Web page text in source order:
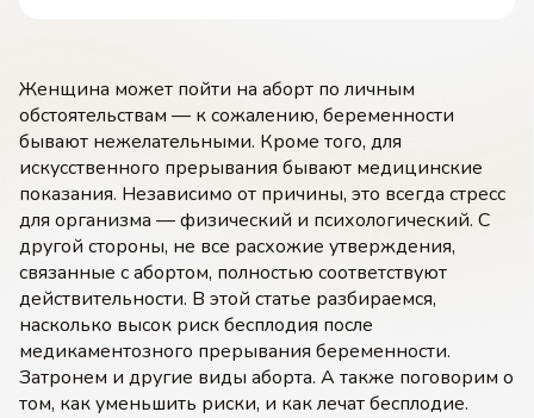
Женщина может пойти на аборт по личным
обстоятельствам — к сожалению, беременности
бывают нежелательными. Кроме того, для
искусственного прерывания бывают медицинские
показания. Независимо от причины, это всегда стресс
для организма — физический и психологический. С
другой стороны, не все расхожие утверждения,
связанные с абортом, полностью соответствуют
действительности. В этой статье разбираемся,
насколько высок риск бесплодия после
медикаментозного прерывания беременности.
Затронем и другие виды аборта. А также поговорим о
том, как уменьшить риски, и как лечат бесплодие.